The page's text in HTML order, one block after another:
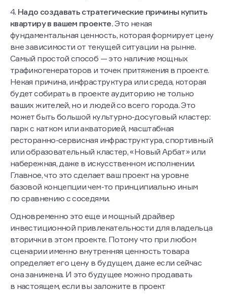
4. Надо создавать стратегические причины купить
квартиру в вашем проекте.Это некая
фундаментальная ценность, которая формирует цену
вне зависимости от текущей ситуации на рынке.
Самый простой способ — это наличие мощных
трафикогенераторов и точек притяжения в проекте.
Некая причина, инфраструктура или среда, которая
будет собирать в проекте аудиторию не только
ваших жителей, но и людей со всего города. Это
может быть большой культурно-досуговый кластер:
парк с катком или акваторией, масштабная
ресторанно-сервисная инфраструктура, спортивный
или образовательный кластер, «Новый Арбат» или
набережная, даже в искусственном исполнении.
Главное, что это сделает ваш проект на уровне
базовой концепции чем-то принципиально иным
по сравнению с соседями.
Одновременно это еще и мощный драйвер
инвестиционной привлекательности для владельца
вторички в этом проекте. Потому что при любом
сценарии именно внутренняя ценность товара
определяет его цену в будущем, даже если сейчас
она занижена. И это будущее можно продавать
в настоящем, если вы заложите в проект